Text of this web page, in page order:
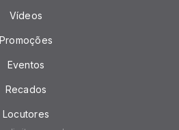
Vídeos
Promoções
Eventos
Recados
Locutores